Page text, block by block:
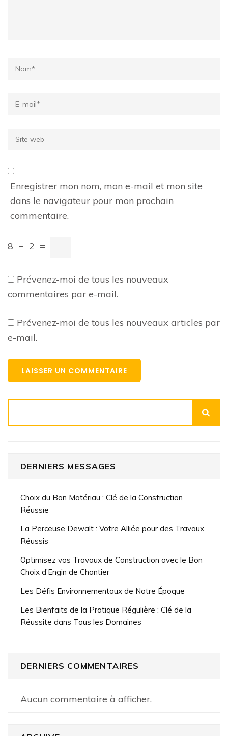
Name*
Email*
Site
Enregistrer mon nom, mon e-mail et mon site
dans le navigateur pour mon prochain
commentaire.
8 − 2 =
Prévenez-moi de tous les nouveaux
commentaires par e-mail.
Prévenez-moi de tous les nouveaux articles par
e-mail.
DERNIERS MESSAGES
Choix du Bon Matériau : Clé de la Construction
Réussie
La Perceuse Dewalt : Votre Alliée pour des Travaux
Réussis
Optimisez vos Travaux de Construction avec le Bon
Choix d’Engin de Chantier
Les Défis Environnementaux de Notre Époque
Les Bienfaits de la Pratique Régulière : Clé de la
Réussite dans Tous les Domaines
DERNIERS COMMENTAIRES
Aucun commentaire à afficher.